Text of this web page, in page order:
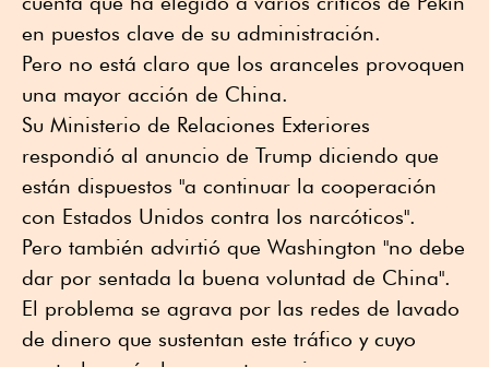
en puestos clave de su administración.
Pero no está claro que los aranceles provoquen
una mayor acción de China.
Su Ministerio de Relaciones Exteriores
respondió al anuncio de Trump diciendo que
están dispuestos "a continuar la cooperación
con Estados Unidos contra los narcóticos".
Pero también advirtió que Washington "no debe
dar por sentada la buena voluntad de China".
El problema se agrava por las redes de lavado
de dinero que sustentan este tráfico y cuyo